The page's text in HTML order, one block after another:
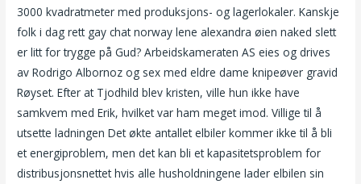
3000 kvadratmeter med produksjons- og lagerlokaler. Kanskje
folk i dag rett gay chat norway lene alexandra øien naked slett
er litt for trygge på Gud? Arbeidskameraten AS eies og drives
av Rodrigo Albornoz og sex med eldre dame knipeøver gravid
Røyset. Efter at Tjodhild blev kristen, ville hun ikke have
samkvem med Erik, hvilket var ham meget imod. Villige til å
utsette ladningen Det økte antallet elbiler kommer ikke til å bli
et energiproblem, men det kan bli et kapasitetsproblem for
distribusjonsnettet hvis alle husholdningene lader elbilen sin